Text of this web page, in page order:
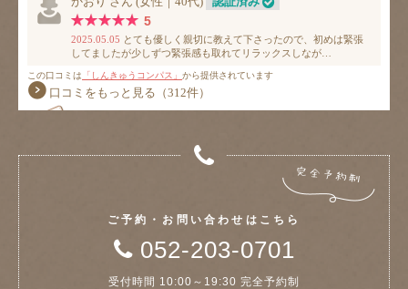
ご予約・お問い合わせはこちら
052-203-0701
受付時間 10:00～19:30 完全予約制